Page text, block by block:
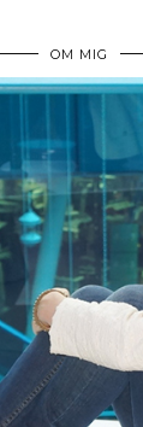
OM MIG